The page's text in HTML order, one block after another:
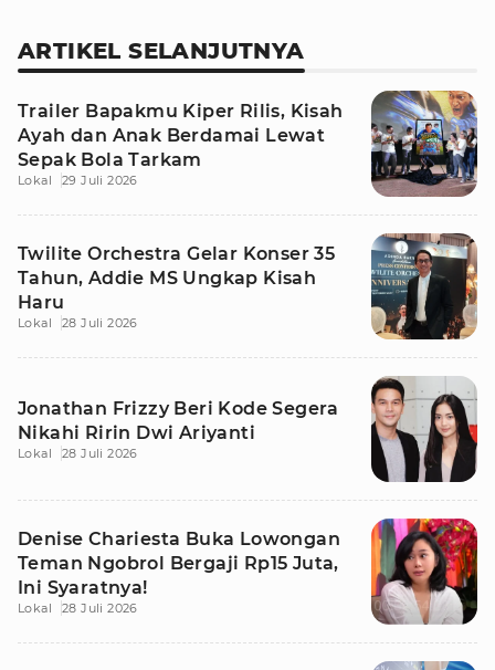
ARTIKEL SELANJUTNYA
Trailer Bapakmu Kiper Rilis, Kisah
Ayah dan Anak Berdamai Lewat
Sepak Bola Tarkam
Lokal 29 Juli 2026
Twilite Orchestra Gelar Konser 35
Tahun, Addie MS Ungkap Kisah
Haru
Lokal 28 Juli 2026
Jonathan Frizzy Beri Kode Segera
Nikahi Ririn Dwi Ariyanti
Lokal 28 Juli 2026
Denise Chariesta Buka Lowongan
Teman Ngobrol Bergaji Rp15 Juta,
Ini Syaratnya!
Lokal 28 Juli 2026